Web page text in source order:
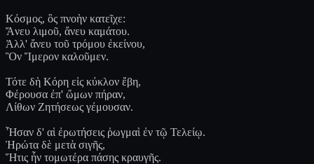
Κόσμος, ὃς πνοὴν κατεῖχε:
Ἄνευ λιμοῦ, ἄνευ καμάτου.
Ἀλλ' ἄνευ τοῦ τρόμου ἐκείνου,
Ὃν Ἵμερον καλοῦμεν.
Τότε δὴ Κόρη εἰς κύκλον ἔβη,
Φέρουσα ἐπ' ὤμων πήραν,
Λίθων Ζητήσεως γέμουσαν.
Ἦσαν δ' αἱ ἐρωτήσεις ῥωγμαὶ ἐν τῷ Τελείῳ.
Ἠρώτα δὲ μετὰ σιγῆς,
Ἥτις ἦν τομωτέρα πάσης κραυγῆς.